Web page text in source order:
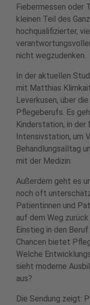
Fiebermessen oder
kleinen Teil des
hochqualifizierter,
nicht wegzudenken.
In der aktuellen
mit Matthias
Leverkusen, über
Pflegeberufs. Es
Kinderstation, in
Intensivstation, um
Behandlungsalltag
mit der Medizin.
Außerdem geht es
noch oft
Patientinnen und
auf dem Weg
Einstieg in den
Chancen bietet
Welche
sieht moderne
aus?
Die Sendung zeigt: